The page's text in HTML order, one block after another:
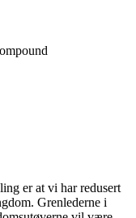
er at vi har redusert
Grenlederne i